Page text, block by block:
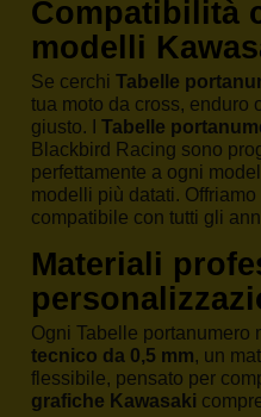
Compatibilità
modelli
Se cerchiTabelle
tua moto da cross, enduro
giusto. ITabelle
Blackbird Racing sono
perfettamente a ogni
modelli più datati.
compatibile con tutti gli
Materiali
Ogni Tabelle portanumero
tecnico da 0,5 mm, un
flessibile, pensato per
grafiche Kawasaki